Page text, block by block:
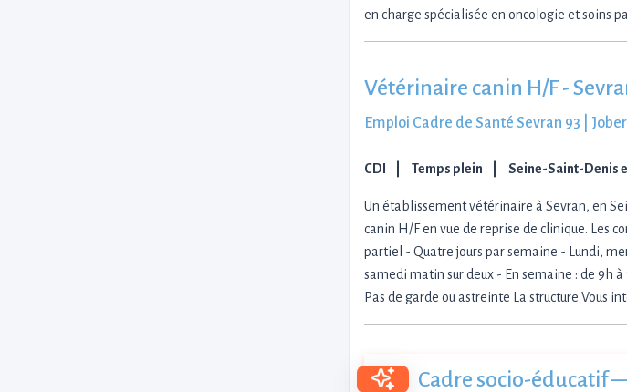
en charge spécialisée en oncologie et soins
Vétérinaire canin H/F -
Emploi Cadre de Santé Sevran 93 |
CDI Temps plein Seine-Saint-Denis
Un établissement vétérinaire à Sevran, en
canin H/F en vue de reprise de clinique. Les
partiel - Quatre jours par semaine - Lundi,
samedi matin sur deux - En semaine : de 9h à
Pas de garde ou astreinte La structure Vous
Cadre socio-éducatif